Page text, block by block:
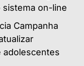
on-line
Campanha
adolescentes